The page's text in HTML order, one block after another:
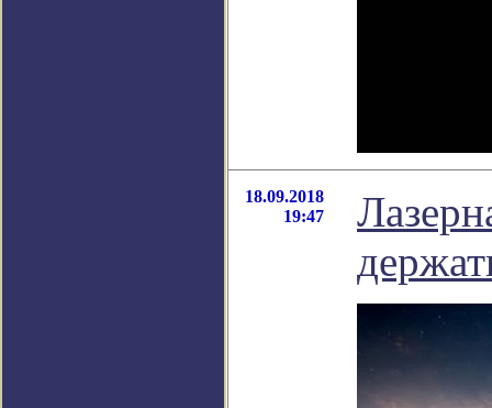
18.09.2018
19:47